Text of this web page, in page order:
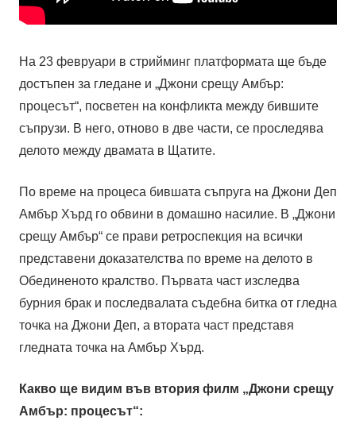
На 23 февруари в стрийминг платформата ще бъде
достъпен за гледане и „Джони срещу Амбър:
процесът“, посветен на конфликта между бившите
съпрузи. В него, отново в две части, се проследява
делото между двамата в Щатите.
По време на процеса бившата съпруга на Джони Деп
Амбър Хърд го обвини в домашно насилие. В „Джони
срещу Амбър“ се прави ретроспекция на всички
представени доказателства по време на делото в
Обединеното кралство. Първата част изследва
бурния брак и последвалата съдебна битка от гледна
точка на Джони Деп, а втората част представя
гледната точка на Амбър Хърд.
Какво ще видим във втория филм „Джони срещу
Амбър: процесът“: